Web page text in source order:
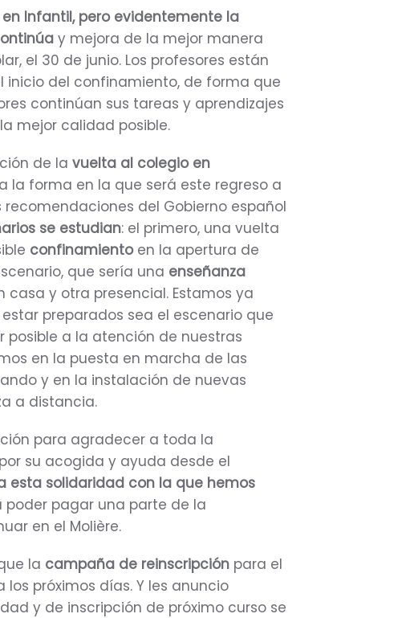
Infantil, pero evidentemente la
y mejora de la mejor manera
el 30 de junio. Los profesores están
inicio del confinamiento, de forma que
continúan sus tareas y aprendizajes
mejor calidad posible.
de lavuelta al colegio en
la forma en la que será este regreso a
del Gobierno español
se estudian: el primero, una vuelta
confinamientoen la apertura de
que sería una enseñanza
y otra presencial. Estamos ya
preparados sea el escenario que
posible a la atención de nuestras
en la puesta en marcha de las
y en la instalación de nuevas
a distancia.
para agradecer a toda la
su acogida y ayuda desde el
esta solidaridad con la que hemos
poder pagar una parte de la
en el Molière.
la campaña de reinscripción para el
próximos días. Y les anuncio
y de inscripción de próximo curso se